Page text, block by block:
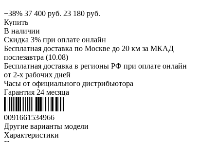
−38% 37 400 руб. 23 180 руб.
Купить
В наличии
Скидка 3% при оплате онлайн
Бесплатная доставка по Москве до 20 км за МКАД
послезавтра (10.08)
Бесплатная доставка в регионы РФ при оплате онлайн
от 2-х рабочих дней
Часы от официального дистрибьютора
Гарантия 24 месяца
0091661534966
Другие варианты модели
Характеристики